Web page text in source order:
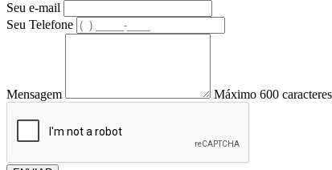
Seu e-mail
Seu Telefone
Mensagem Máximo 600